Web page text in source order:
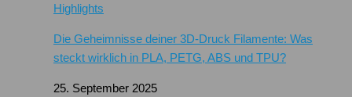
Highlights
Die Geheimnisse deiner 3D-Druck Filamente: Was
steckt wirklich in PLA, PETG, ABS und TPU?
25. September 2025